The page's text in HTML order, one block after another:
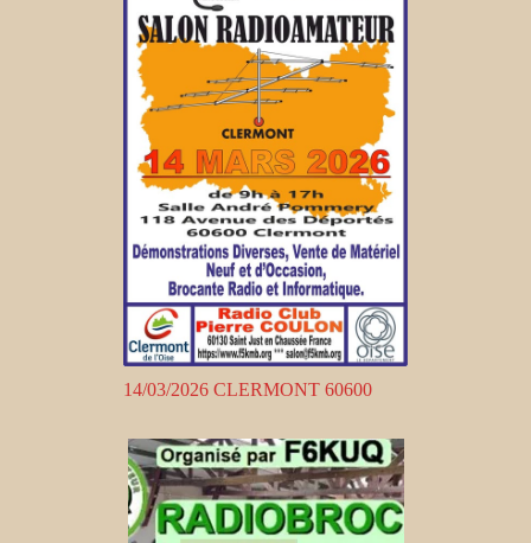
14/03/2026 CLERMONT 60600